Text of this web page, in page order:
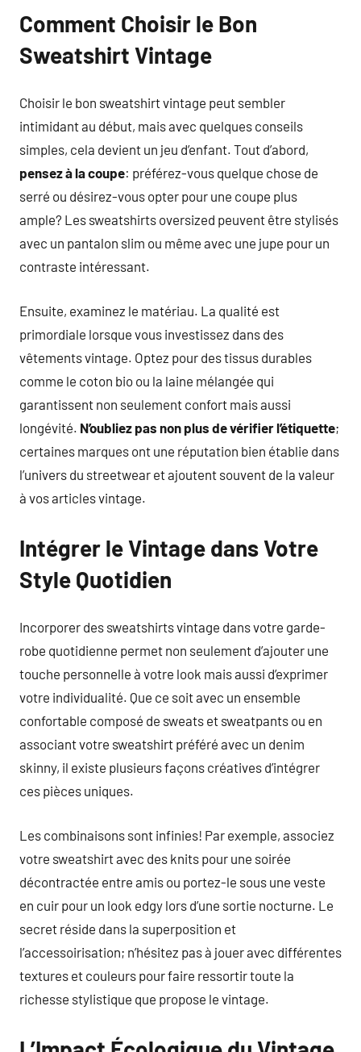
Comment Choisir le Bon
Sweatshirt Vintage
Choisir le bon sweatshirt vintage peut sembler
intimidant au début, mais avec quelques conseils
simples, cela devient un jeu d’enfant. Tout d’abord,
pensez à la coupe: préférez-vous quelque chose de
serré ou désirez-vous opter pour une coupe plus
ample? Les sweatshirts oversized peuvent être stylisés
avec un pantalon slim ou même avec une jupe pour un
contraste intéressant.
Ensuite, examinez le matériau. La qualité est
primordiale lorsque vous investissez dans des
vêtements vintage. Optez pour des tissus durables
comme le coton bio ou la laine mélangée qui
garantissent non seulement confort mais aussi
longévité. N’oubliez pas non plus de vérifier l’étiquette;
certaines marques ont une réputation bien établie dans
l’univers du streetwear et ajoutent souvent de la valeur
à vos articles vintage.
Intégrer le Vintage dans Votre
Style Quotidien
Incorporer des sweatshirts vintage dans votre garde-
robe quotidienne permet non seulement d’ajouter une
touche personnelle à votre look mais aussi d’exprimer
votre individualité. Que ce soit avec un ensemble
confortable composé de sweats et sweatpants ou en
associant votre sweatshirt préféré avec un denim
skinny, il existe plusieurs façons créatives d’intégrer
ces pièces uniques.
Les combinaisons sont infinies! Par exemple, associez
votre sweatshirt avec des knits pour une soirée
décontractée entre amis ou portez-le sous une veste
en cuir pour un look edgy lors d’une sortie nocturne. Le
secret réside dans la superposition et
l’accessoirisation; n’hésitez pas à jouer avec différentes
textures et couleurs pour faire ressortir toute la
richesse stylistique que propose le vintage.